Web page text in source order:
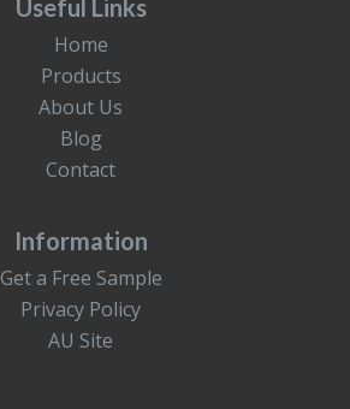
Useful Links
Home
Products
About Us
Blog
Contact
Information
Get a Free Sample
Privacy Policy
AU Site